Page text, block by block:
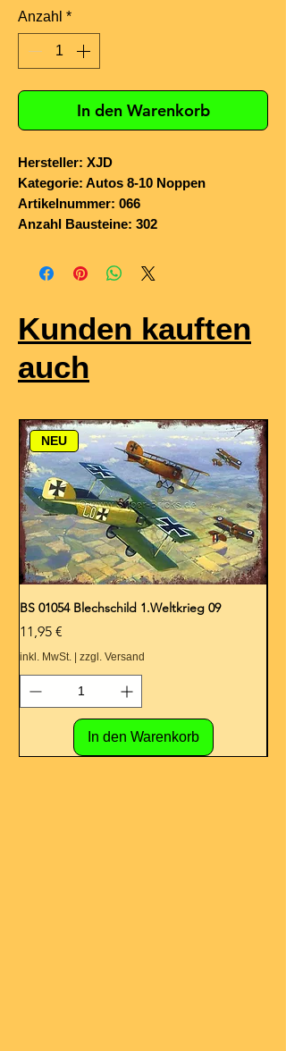
Anzahl *
In den Warenkorb
Hersteller: XJD
Kategorie: Autos 8-10 Noppen
Artikelnummer: 066
Anzahl Bausteine: 302
Kunden kauften
auch
NEU
BS 01054 Blechschild 1.Weltkrieg 09
Preis
11,95 €
inkl. MwSt. zzgl. Versand
In den Warenkorb